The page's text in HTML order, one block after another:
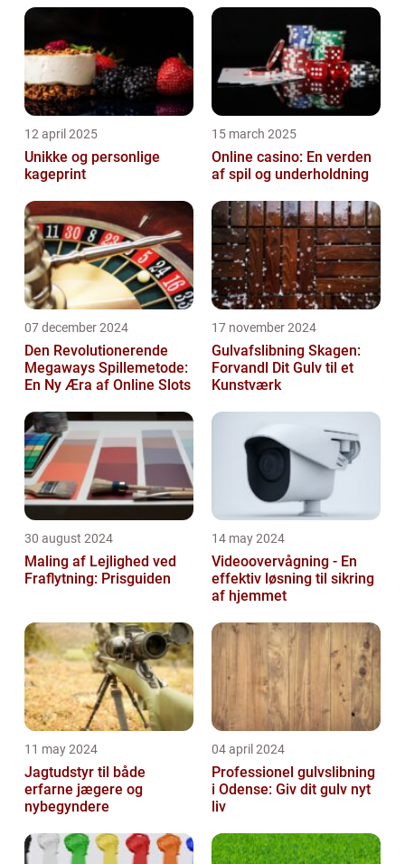
12 april 2025
Unikke og personlige
kageprint
15 march 2025
Online casino: En verden
af spil og underholdning
07 december 2024
Den Revolutionerende
Megaways Spillemetode:
En Ny Æra af Online Slots
17 november 2024
Gulvafslibning Skagen:
Forvandl Dit Gulv til et
Kunstværk
30 august 2024
Maling af Lejlighed ved
Fraflytning: Prisguiden
14 may 2024
Videoovervågning - En
effektiv løsning til sikring
af hjemmet
11 may 2024
Jagtudstyr til både
erfarne jægere og
nybegyndere
04 april 2024
Professionel gulvslibning
i Odense: Giv dit gulv nyt
liv